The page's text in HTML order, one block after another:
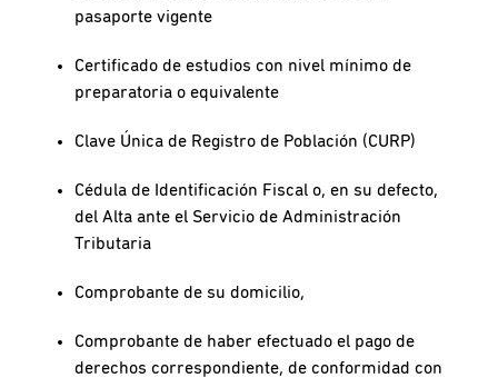
pasaporte vigente
Certificado de estudios con nivel mínimo de
preparatoria o equivalente
Clave Única de Registro de Población (CURP)
Cédula de Identificación Fiscal o, en su defecto,
del Alta ante el Servicio de Administración
Tributaria
Comprobante de su domicilio,
Comprobante de haber efectuado el pago de
derechos correspondiente, de conformidad con